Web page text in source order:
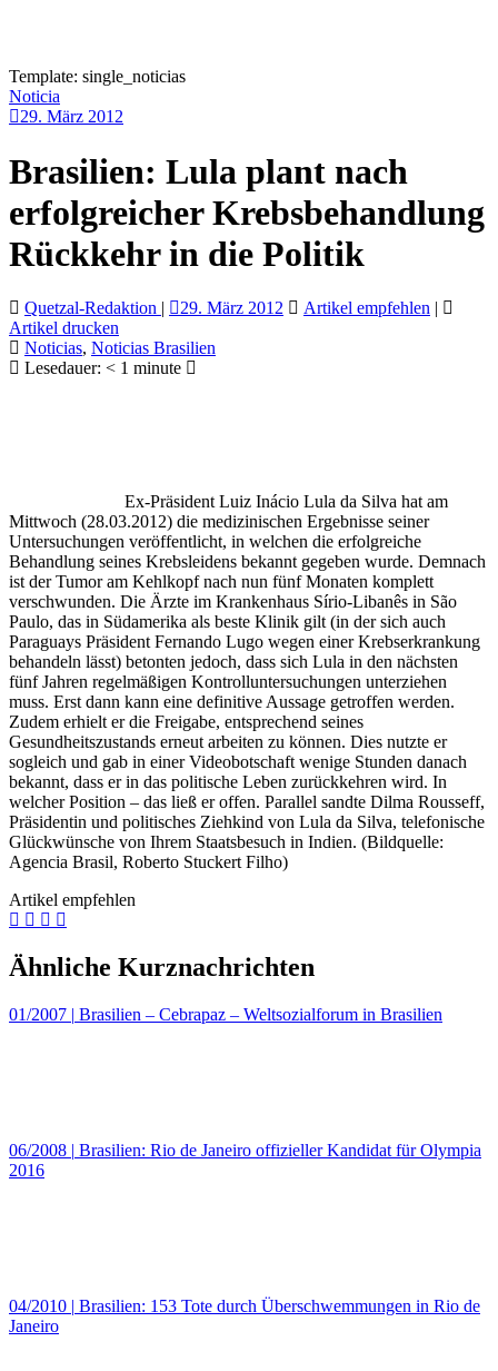
Template: single_noticias
Noticia
29. März 2012
Brasilien: Lula plant nach
erfolgreicher Krebsbehandlung
Rückkehr in die Politik
Quetzal-Redaktion | 29. März 2012 Artikel empfehlen |
Artikel drucken
Noticias, Noticias Brasilien
Lesedauer: < 1 minute
Ex-Präsident Luiz Inácio Lula da Silva hat am
Mittwoch (28.03.2012) die medizinischen Ergebnisse seiner
Untersuchungen veröffentlicht, in welchen die erfolgreiche
Behandlung seines Krebsleidens bekannt gegeben wurde. Demnach
ist der Tumor am Kehlkopf nach nun fünf Monaten komplett
verschwunden. Die Ärzte im Krankenhaus Sírio-Libanês in São
Paulo, das in Südamerika als beste Klinik gilt (in der sich auch
Paraguays Präsident Fernando Lugo wegen einer Krebserkrankung
behandeln lässt) betonten jedoch, dass sich Lula in den nächsten
fünf Jahren regelmäßigen Kontrolluntersuchungen unterziehen
muss. Erst dann kann eine definitive Aussage getroffen werden.
Zudem erhielt er die Freigabe, entsprechend seines
Gesundheitszustands erneut arbeiten zu können. Dies nutzte er
sogleich und gab in einer Videobotschaft wenige Stunden danach
bekannt, dass er in das politische Leben zurückkehren wird. In
welcher Position – das ließ er offen. Parallel sandte Dilma Rousseff,
Präsidentin und politisches Ziehkind von Lula da Silva, telefonische
Glückwünsche von Ihrem Staatsbesuch in Indien. (Bildquelle:
Agencia Brasil, Roberto Stuckert Filho)
Artikel empfehlen
Ähnliche Kurznachrichten
01/2007 | Brasilien – Cebrapaz – Weltsozialforum in Brasilien
06/2008 | Brasilien: Rio de Janeiro offizieller Kandidat für Olympia
2016
04/2010 | Brasilien: 153 Tote durch Überschwemmungen in Rio de
Janeiro